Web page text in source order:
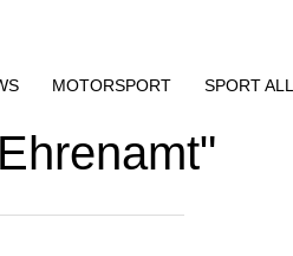
MOTORSPORT SPORT